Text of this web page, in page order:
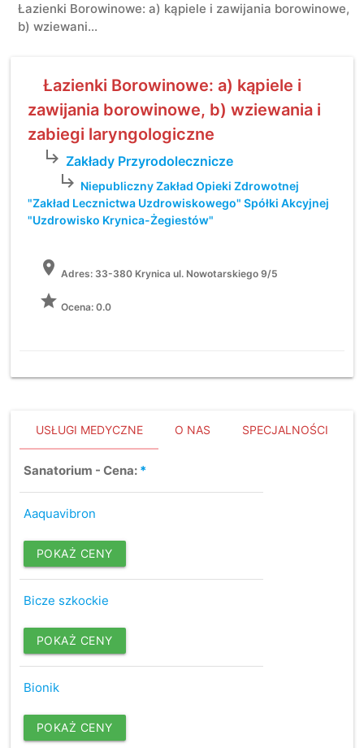
Łazienki Borowinowe: a) kąpiele i zawijania borowinowe,
b) wziewani...
Łazienki Borowinowe: a) kąpiele i
zawijania borowinowe, b) wziewania i
zabiegi laryngologiczne
subdirectory_arrow_right Zakłady Przyrodolecznicze
subdirectory_arrow_right Niepubliczny Zakład Opieki Zdrowotnej
"Zakład Lecznictwa Uzdrowiskowego" Spółki Akcyjnej
"Uzdrowisko Krynica-Żegiestów"
location_on Adres:33-380 Krynica ul. Nowotarskiego 9/5
grade Ocena: 0.0
USŁUGI MEDYCZNE O NAS SPECJALNOŚCI
Sanatorium - Cena: *
Aaquavibron
POKAŻ CENY
Bicze szkockie
POKAŻ CENY
Bionik
POKAŻ CENY